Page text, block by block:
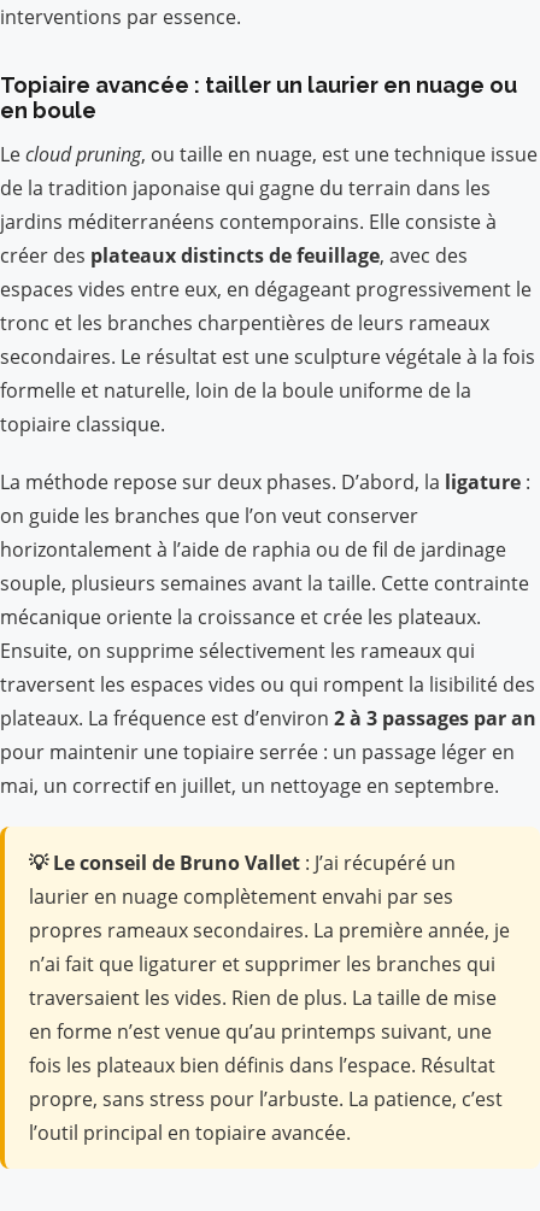
interventions par essence.
Topiaire avancée : tailler un laurier en nuage ou
en boule
Lecloud pruning, ou taille en nuage, est une technique issue
de la tradition japonaise qui gagne du terrain dans les
jardins méditerranéens contemporains. Elle consiste à
créer des plateaux distincts de feuillage, avec des
espaces vides entre eux, en dégageant progressivement le
tronc et les branches charpentières de leurs rameaux
secondaires. Le résultat est une sculpture végétale à la fois
formelle et naturelle, loin de la boule uniforme de la
topiaire classique.
La méthode repose sur deux phases. D’abord, la ligature :
on guide les branches que l’on veut conserver
horizontalement à l’aide de raphia ou de fil de jardinage
souple, plusieurs semaines avant la taille. Cette contrainte
mécanique oriente la croissance et crée les plateaux.
Ensuite, on supprime sélectivement les rameaux qui
traversent les espaces vides ou qui rompent la lisibilité des
plateaux. La fréquence est d’environ 2 à 3 passages par an
pour maintenir une topiaire serrée : un passage léger en
mai, un correctif en juillet, un nettoyage en septembre.
💡 Le conseil de Bruno Vallet : J’ai récupéré un
laurier en nuage complètement envahi par ses
propres rameaux secondaires. La première année, je
n’ai fait que ligaturer et supprimer les branches qui
traversaient les vides. Rien de plus. La taille de mise
en forme n’est venue qu’au printemps suivant, une
fois les plateaux bien définis dans l’espace. Résultat
propre, sans stress pour l’arbuste. La patience, c’est
l’outil principal en topiaire avancée.